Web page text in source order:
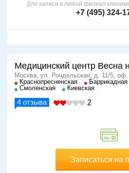
Для записи в любой филиал
+7 (495) 324-
Медицинский центр Весна
Москва, ул. Рочдельская, д. 11/5,
Краснопресненская
Баррикадная
Смоленская
Киевская
4 отзыва 2
Записаться на